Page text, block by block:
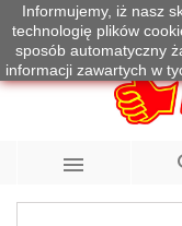
Informujemy, iż nasz
technologię plików
sposób automatyczny
informacji zawartych w
Telefon:733 100 215
